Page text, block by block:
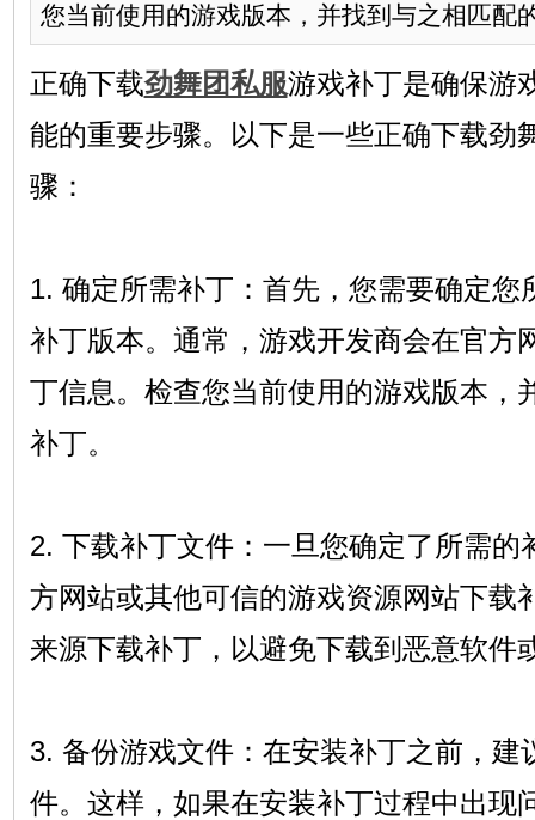
您当前使用的游戏版本，并找到与之相匹配
正确下载劲舞团私服游戏补丁是确保游
能的重要步骤。以下是一些正确下载劲
骤：
1. 确定所需补丁：首先，您需要确定您
补丁版本。通常，游戏开发商会在官方
丁信息。检查您当前使用的游戏版本，
补丁。
2. 下载补丁文件：一旦您确定了所需的
方网站或其他可信的游戏资源网站下载
来源下载补丁，以避免下载到恶意软件
3. 备份游戏文件：在安装补丁之前，建
件。这样，如果在安装补丁过程中出现